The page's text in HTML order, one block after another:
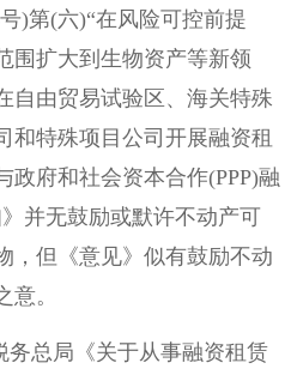
)第(六)“在风险可控前提
围扩大到生物资产等新领
自由贸易试验区、海关特殊
和特殊项目公司开展融资租
政府和社会资本合作(PPP)融
并无鼓励或默许不动产可
，但《意见》似有鼓励不动
。
总局《关于从事融资租赁